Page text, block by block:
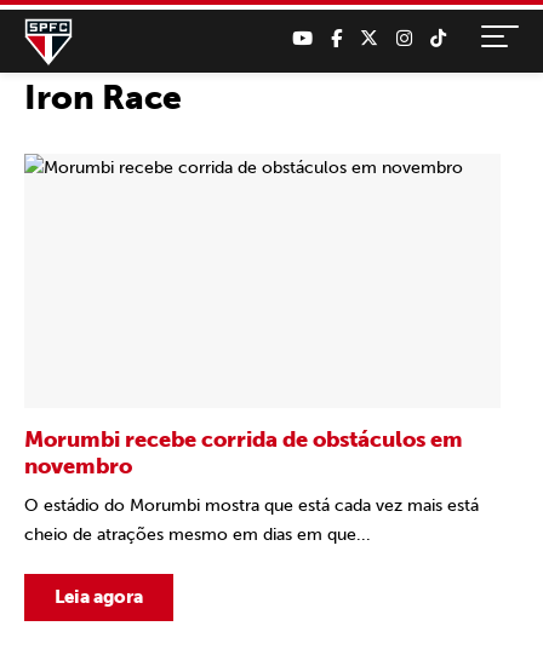
Iron Race
Morumbi recebe corrida de obstáculos em
novembro
O estádio do Morumbi mostra que está cada vez mais está
cheio de atrações mesmo em dias em que...
Leia agora